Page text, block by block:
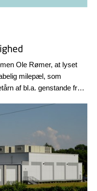
Ole Rømer, at lyset
milepæl, som
af bl.a. genstande fra